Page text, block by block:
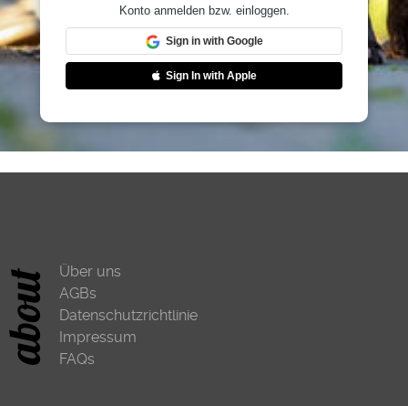
Konto anmelden bzw. einloggen.
Sign in with Google
Sign In with Apple
Über uns
AGBs
Datenschutzrichtlinie
Impressum
FAQs